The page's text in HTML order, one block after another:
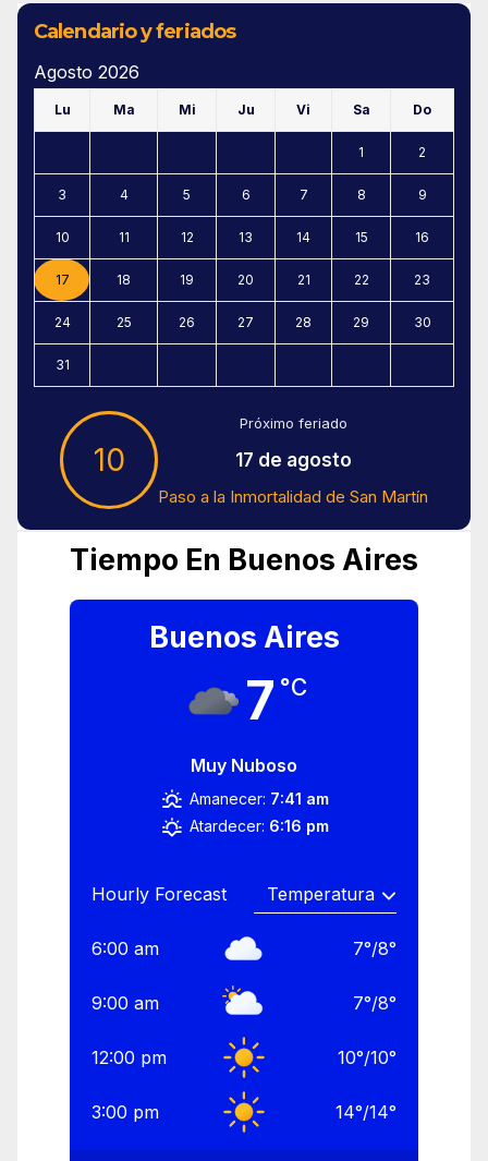
Calendario y feriados
Agosto 2026
Lu Ma Mi Ju Vi Sa Do
1 2
3 4 5 6 7 8 9
10 11 12 13 14 15 16
17 18 19 20 21 22 23
24 25 26 27 28 29 30
31
10
Próximo feriado
17 de agosto
Paso a la Inmortalidad de San Martín
Tiempo En Buenos Aires
Buenos Aires
7 °C
Muy Nuboso
Amanecer: 7:41 am
Atardecer: 6:16 pm
Hourly Forecast
6:00 am 7°/8°
9:00 am 7°/8°
12:00 pm 10°/10°
3:00 pm 14°/14°